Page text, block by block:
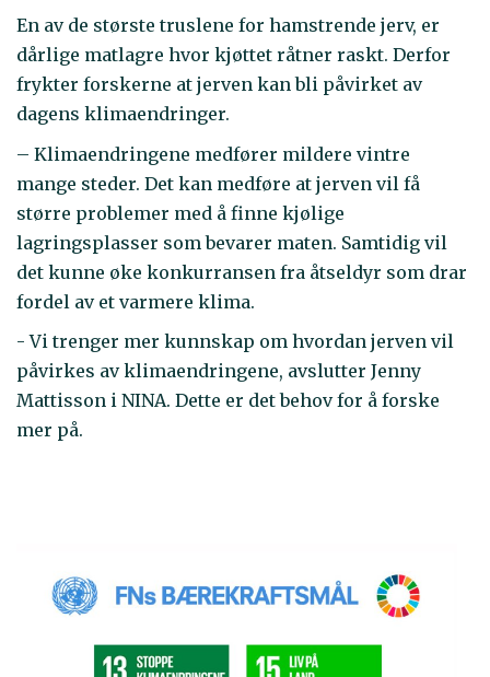
En av de største truslene for hamstrende jerv, er
dårlige matlagre hvor kjøttet råtner raskt. Derfor
frykter forskerne at jerven kan bli påvirket av
dagens klimaendringer.
– Klimaendringene medfører mildere vintre
mange steder. Det kan medføre at jerven vil få
større problemer med å finne kjølige
lagringsplasser som bevarer maten. Samtidig vil
det kunne øke konkurransen fra åtseldyr som drar
fordel av et varmere klima.
- Vi trenger mer kunnskap om hvordan jerven vil
påvirkes av klimaendringene, avslutter Jenny
Mattisson i NINA. Dette er det behov for å forske
mer på.